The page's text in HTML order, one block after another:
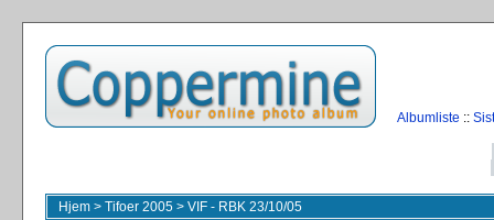
Albumliste ::
Hjem > Tifoer 2005 > VIF - RBK 23/10/05